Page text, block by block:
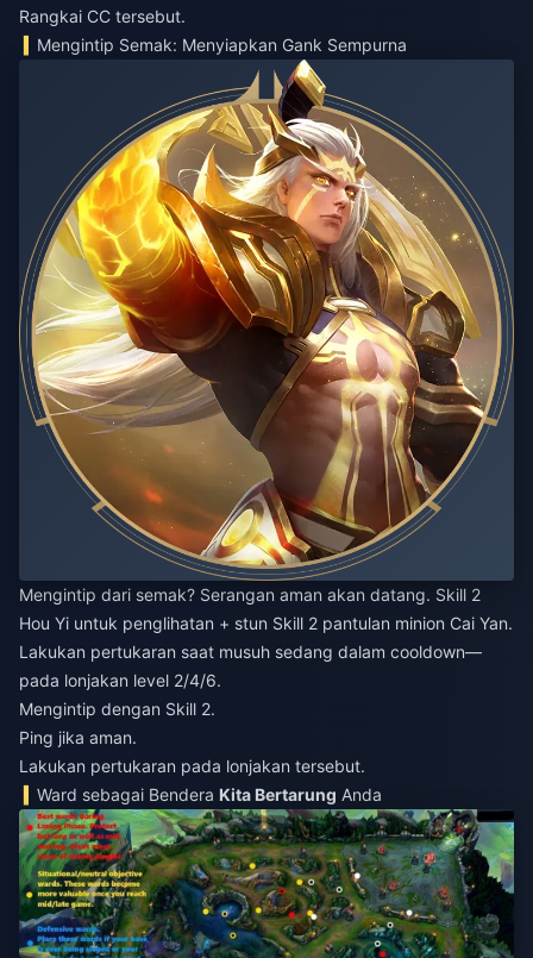
Rangkai CC tersebut.
Mengintip Semak: Menyiapkan Gank Sempurna
Mengintip dari semak? Serangan aman akan datang. Skill 2
Hou Yi untuk penglihatan + stun Skill 2 pantulan minion Cai Yan.
Lakukan pertukaran saat musuh sedang dalam cooldown—
pada lonjakan level 2/4/6.
Mengintip dengan Skill 2.
Ping jika aman.
Lakukan pertukaran pada lonjakan tersebut.
Ward sebagai Bendera Kita Bertarung Anda